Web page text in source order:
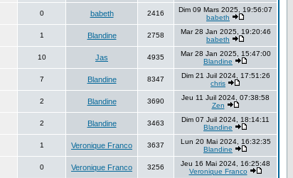
0 babeth 2416
Dim 09 Mars 2025, 19:56:07
babeth
1 Blandine 2758
Mar 28 Jan 2025, 19:20:46
babeth
10 Jas 4935
Mar 28 Jan 2025, 15:47:00
Blandine
7 Blandine 8347
Dim 21 Juil 2024, 17:51:26
chris
2 Blandine 3690
Jeu 11 Juil 2024, 07:38:58
Zen
2 Blandine 3463
Dim 07 Juil 2024, 18:14:11
Blandine
1 Veronique Franco 3637
Lun 20 Mai 2024, 16:32:35
Blandine
0 Veronique Franco 3256
Jeu 16 Mai 2024, 16:25:48
Veronique Franco